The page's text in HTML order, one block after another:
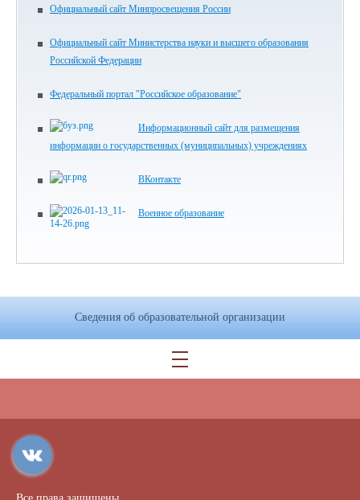
Официальный сайт Минпросвещения России
Официальный сайт Министерства науки и высшего образования
Российской Федерации
Федеральный портал "Российское образование"
Информационный сайт для размещения
информации о государственных (муниципальных) учреждениях
ВКонтакте
Военное образование
Сведения об образовательной организации